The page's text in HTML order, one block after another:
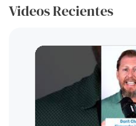
Videos Recientes